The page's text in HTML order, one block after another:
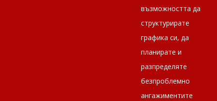
възможността да
структурирате
графика си, да
планирате и
разпределяте
безпроблемно
ангажиментите